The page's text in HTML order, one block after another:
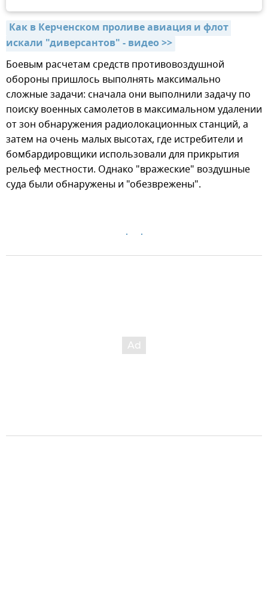
Как в Керченском проливе авиация и флот
искали "диверсантов" - видео >>
Боевым расчетам средств противовоздушной
обороны пришлось выполнять максимально
сложные задачи: сначала они выполнили задачу по
поиску военных самолетов в максимальном удалении
от зон обнаружения радиолокационных станций, а
затем на очень малых высотах, где истребители и
бомбардировщики использовали для прикрытия
рельеф местности. Однако "вражеские" воздушные
суда были обнаружены и "обезврежены".